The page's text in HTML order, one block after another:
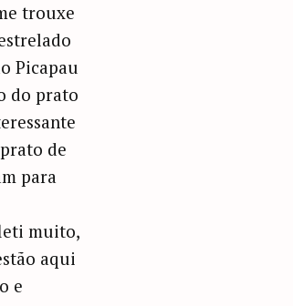
trouxe
Picapau
do prato
de
para
muito,
aqui
e